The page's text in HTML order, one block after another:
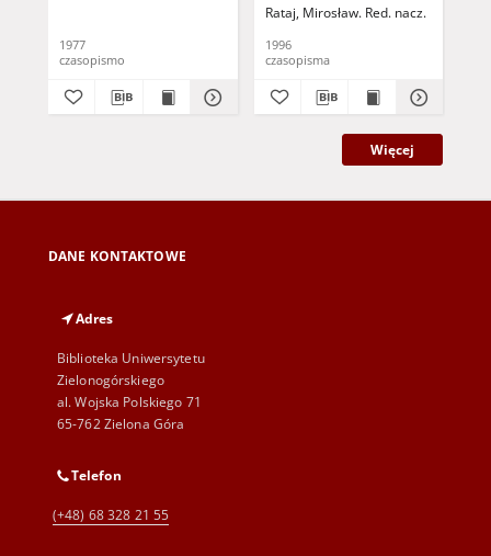
1977
czasopismo
Rataj, Mirosław. Red. nacz.
1996
czasopisma
Więcej
DANE KONTAKTOWE
Adres
Biblioteka Uniwersytetu
Zielonogórskiego
al. Wojska Polskiego 71
65-762 Zielona Góra
Telefon
(+48) 68 328 21 55